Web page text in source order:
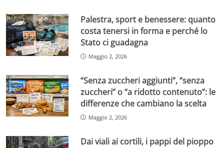
Palestra, sport e benessere: quanto
costa tenersi in forma e perché lo
Stato ci guadagna
Maggio 2, 2026
“Senza zuccheri aggiunti”, “senza
zuccheri” o “a ridotto contenuto”: le
differenze che cambiano la scelta
Maggio 2, 2026
Dai viali ai cortili, i pappi del pioppo